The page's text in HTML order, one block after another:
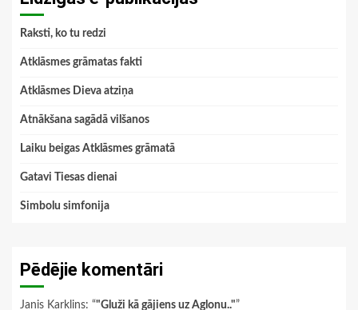
Raksti, ko tu redzi
Atklāsmes grāmatas fakti
Atklāsmes Dieva atziņa
Atnākšana sagādā vilšanos
Laiku beigas Atklāsmes grāmatā
Gatavi Tiesas dienai
Simbolu simfonija
Pēdējie komentāri
Janis Karklins: “"Gluži kā gājiens uz Aglonu.."”